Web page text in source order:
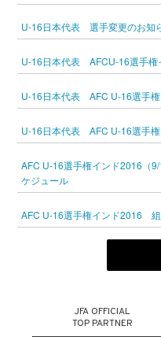
U-16日本代表 選手変更のお知
U-16日本代表 AFCU-16選手
U-16日本代表 AFC U-16選手
U-16日本代表 AFC U-16選手
AFC U-16選手権インド2016（
ケジュール
AFC U-16選手権インド2016
JFA OFFICIAL
TOP PARTNER